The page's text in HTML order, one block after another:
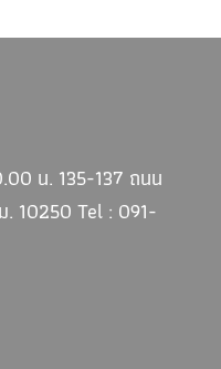
น. 135-137 ถนน
. 10250 Tel : 091-